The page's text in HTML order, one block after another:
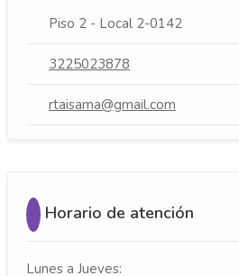
Piso 2 - Local 2-0142
3225023878
rtaisama@gmail.com
Horario de atención
Lunes a Jueves: